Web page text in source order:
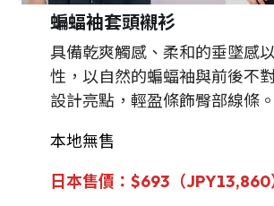
蝙蝠袖套頭襯衫
具備乾爽觸感、柔和的垂墜感
性，以自然的蝙蝠袖與前後不
設計亮點，輕盈條飾臀部線條。
本地無售
日本售價：$693（JPY13,860